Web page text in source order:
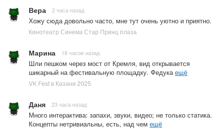
Вера 2 часа назад
Хожу сюда довольно часто, мне тут очень уютно и приятно.
Кинотеатр Синема Стар Принц плаза
Марина 18 часов назад
Шли пешком через мост от Кремля, вид открывается
шикарный на фестивальную площадку. Федука ещё
VK Fest в Казани 2025
Даня 23 часа назад
Много интерактива: запахи, звуки, видео; не только статика.
Концепты нетривиальны, есть, над чем ещё